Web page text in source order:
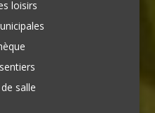
loisirs
salle